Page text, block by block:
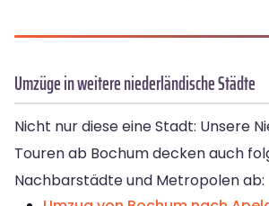
Umzüge in weitere niederländische Städte
Nicht nur diese eine Stadt: Unsere
Touren ab Bochum decken auch
Nachbarstädte und Metropolen ab: